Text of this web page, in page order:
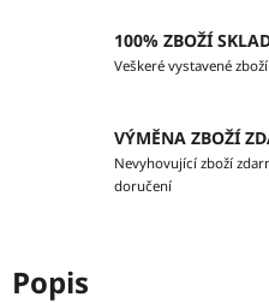
100% ZBOŽÍ
Veškeré vystavené
VÝMĚNA ZBOŽÍ
Nevyhovující zboží
doručení
Popis